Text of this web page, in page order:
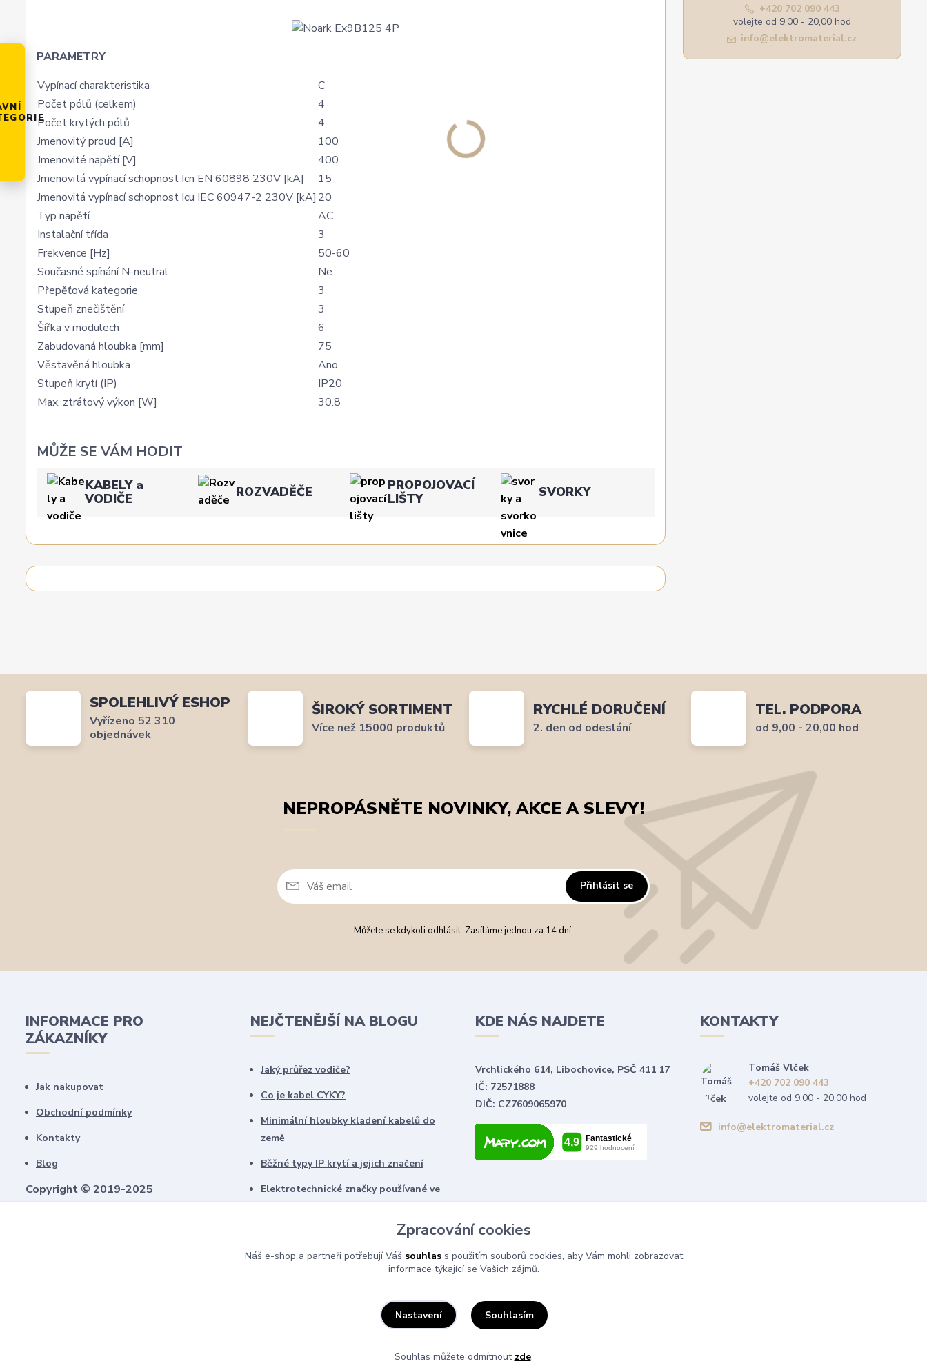
PARAMETRY
Vypínací charakteristika
C
Počet pólů (celkem)
4
Počet krytých pólů
4
Jmenovitý proud [A]
100
Jmenovité napětí [V]
400
Jmenovitá vypínací schopnost Icn EN 60898 230V [kA]
15
Jmenovitá vypínací schopnost Icu IEC 60947-2 230V [kA] 20
Typ napětí
AC
Instalační třída
3
Frekvence [Hz]
50-60
Současné spínání N-neutral
Ne
Přepěťová kategorie
3
Stupeň znečištění
3
Šířka v modulech
6
Zabudovaná hloubka [mm]
75
Věstavěná hloubka
Ano
Stupeň krytí (IP)
IP20
Max. ztrátový výkon [W]
30.8
MŮŽE SE VÁM HODIT
KABELY a
VODIČE
ROZVADĚČE
PROPOJOVACÍ
LIŠTY
SVORKY
+420 702 090 443
volejte od 9,00 - 20,00 hod
info@elektromaterial.cz
SPOLEHLIVÝ ESHOP
Vyřízeno 52 310
objednávek
ŠIROKÝ SORTIMENT
Více než 15000 produktů
RYCHLÉ DORUČENÍ
2. den od odeslání
TEL. PODPORA
od 9,00 - 20,00 hod
NEPROPÁSNĚTE NOVINKY, AKCE A SLEVY!
Přihlásit se
Můžete se kdykoli odhlásit. Zasíláme jednou za 14 dní.
INFORMACE PRO
ZÁKAZNÍKY
Jak nakupovat
Obchodní podmínky
Kontakty
Blog
Copyright © 2019-2025
NEJČTENĚJŠÍ NA BLOGU
Jaký průřez vodiče?
Co je kabel CYKY?
Minimální hloubky kladení kabelů do
země
Běžné typy IP krytí a jejich značení
Elektrotechnické značky používané ve
schématech
KDE NÁS NAJDETE
Vrchlického 614, Libochovice, PSČ 411 17
IČ: 72571888
DIČ: CZ7609065970
KONTAKTY
Tomáš Vlček
+420 702 090 443
volejte od 9,00 - 20,00 hod
info@elektromaterial.cz
Zpracování cookies
Náš e-shop a partneři potřebují Váš souhlass použitím souborů cookies, aby Vám mohli zobrazovat
informace týkající se Vašich zájmů.
Nastavení Souhlasím
Souhlas můžete odmítnout zde.